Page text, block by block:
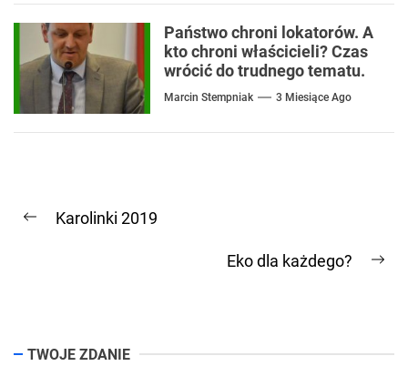
Państwo chroni lokatorów. A
kto chroni właścicieli? Czas
wrócić do trudnego tematu.
Marcin Stempniak 3 Miesiące Ago
wpisu
Previous
Karolinki 2019
Eko dla każdego?
TWOJE ZDANIE